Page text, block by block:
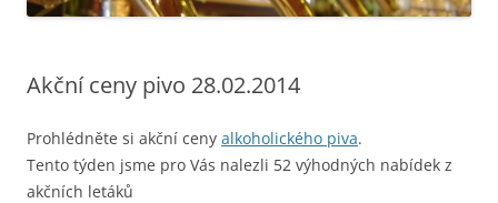
Akční ceny pivo 28.02.2014
Prohlédněte si akční ceny alkoholického piva.
Tento týden jsme pro Vás nalezli 52 výhodných nabídek z
akčních letáků